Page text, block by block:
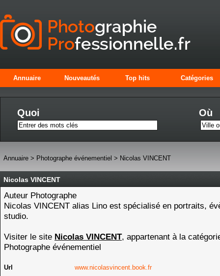
Annuaire Nouveautés Top hits Catégories
Quoi Où
Annuaire > Photographe événementiel > Nicolas VINCENT
Nicolas VINCENT
Auteur Photographe
Nicolas VINCENT alias Lino est spécialisé en portraits,
studio.
Visiter le site Nicolas VINCENT, appartenant à la
Photographe événementiel
Url
www.nicolasvincent.book.fr